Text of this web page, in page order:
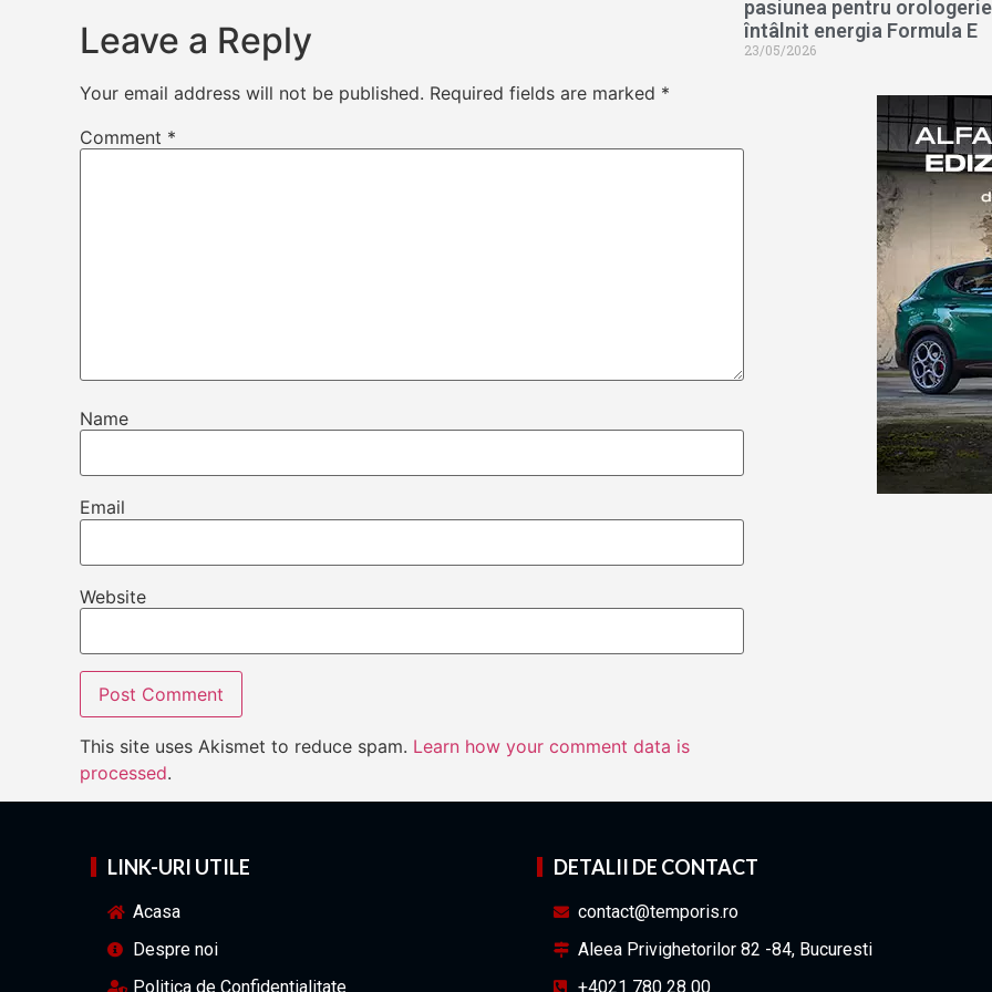
Leave a Reply
Your email address will not be published. Required fields are marked *
Comment *
Name
Email
Website
This site uses Akismet to reduce spam. Learn how your comment data is
processed.
pasiunea pentru
întâlnit energia Formula E
23/05/2026
LINK-URI UTILE
Acasa
Despre noi
Politica de Confidentialitate
DETALII DE CONTACT
contact@temporis.ro
Aleea Privighetorilor 82 -84, Bucuresti
+4021 780 28 00